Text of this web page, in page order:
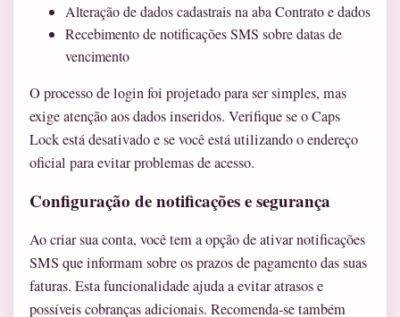
Alteração de dados cadastrais na aba Contrato e dados
Recebimento de notificações SMS sobre datas de
vencimento
O processo de login foi projetado para ser simples, mas
exige atenção aos dados inseridos. Verifique se o Caps
Lock está desativado e se você está utilizando o endereço
oficial para evitar problemas de acesso.
Configuração de notificações e segurança
Ao criar sua conta, você tem a opção de ativar notificações
SMS que informam sobre os prazos de pagamento das suas
faturas. Esta funcionalidade ajuda a evitar atrasos e
possíveis cobranças adicionais. Recomenda-se também